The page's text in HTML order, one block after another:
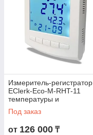
Измеритель-регистратор
EClerk-Eco-M-RHT-11
температуры и
относительной влажности
воздуха с модулем Wi-Fi
Под заказ
от 126 000 ₸